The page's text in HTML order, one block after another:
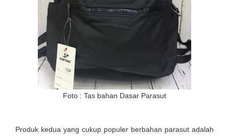
Foto : Tas bahan Dasar Parasut
Produk kedua yang cukup populer berbahan parasut adalah